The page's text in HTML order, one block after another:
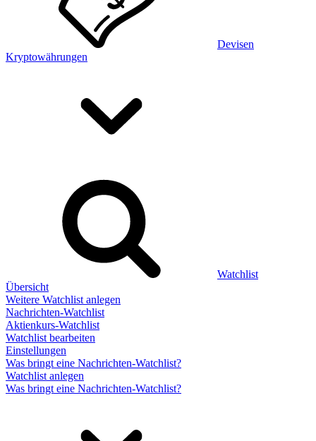
Devisen
Kryptowährungen
Watchlist
Übersicht
Weitere Watchlist anlegen
Nachrichten-Watchlist
Aktienkurs-Watchlist
Watchlist bearbeiten
Einstellungen
Was bringt eine Nachrichten-Watchlist?
Watchlist anlegen
Was bringt eine Nachrichten-Watchlist?